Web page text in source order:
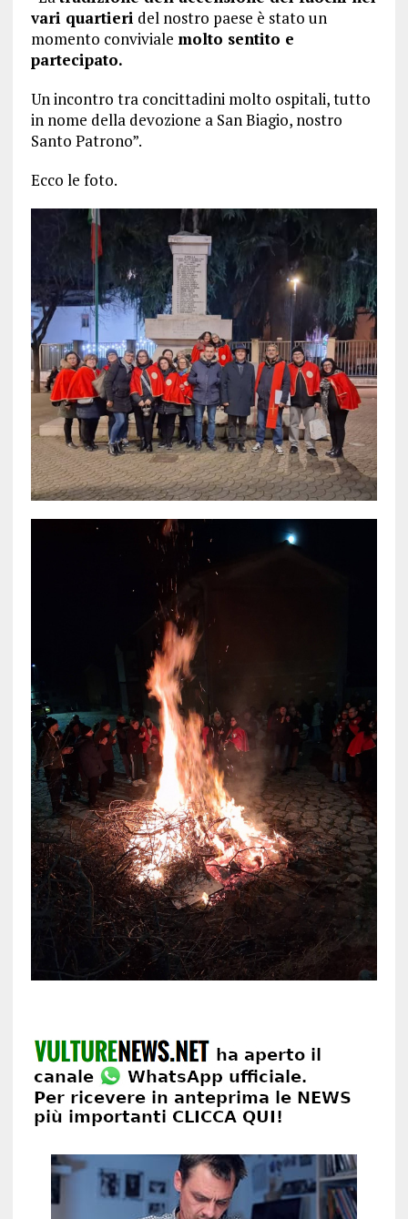
vari quartieri del nostro paese è stato un
momento conviviale molto sentito e
partecipato.
Un incontro tra concittadini molto ospitali, tutto
in nome della devozione a San Biagio, nostro
Santo Patrono”.
Ecco le foto.